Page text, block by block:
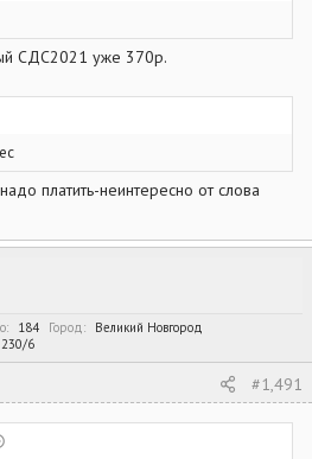
СДС2021 уже 370р.
платить-неинтересно от слова
184 Город
Великий Новгород
230/6
#1,491